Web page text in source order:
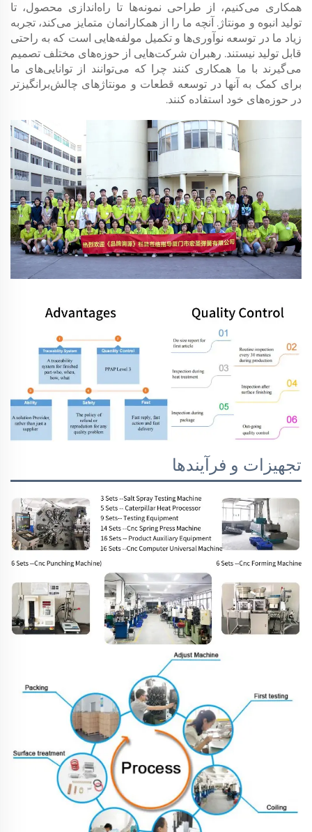
همکاری می‌کنیم، از طراحی نمونه‌ها تا راه‌اندازی محصول، تا
تولید انبوه و مونتاژ. آنچه ما را از همکارانمان متمایز می‌کند، تجربه
زیاد ما در توسعه نوآوری‌ها و تکمیل مولفه‌هایی است که به راحتی
قابل تولید نیستند. رهبران شرکت‌هایی از حوزه‌های مختلف تصمیم
می‌گیرند با ما همکاری کنند چرا که می‌توانند از توانایی‌های ما
برای کمک به آنها در توسعه قطعات و مونتاژ‌های چالش‌برانگیزتر
در حوزه‌های خود استفاده کنند.
تجهیزات و فرآیندها